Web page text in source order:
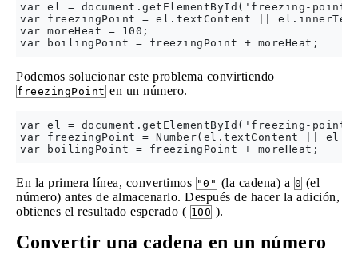
var el = document.getElementById('freezing-
var freezingPoint = el.textContent ||
var moreHeat = 100;
Podemos solucionar este problema convirtiendo
freezingPoint en un número.
var el = document.getElementById('freezing-
var freezingPoint = Number(el.textContent ||
En la primera línea, convertimos "0" (la cadena) a 0 (el
número) antes de almacenarlo. Después de hacer la adición,
obtienes el resultado esperado ( 100 ).
Convertir una cadena en un número